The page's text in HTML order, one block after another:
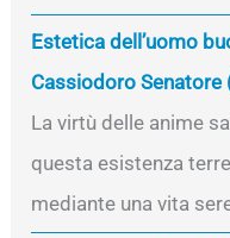
Estetica dell’uomo
Cassiodoro Senatore
La virtù delle anime
questa esistenza
mediante una vita